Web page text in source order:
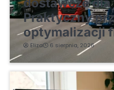
Praktyczny
optymalizacji
Eliza 6 sierpnia, 2026